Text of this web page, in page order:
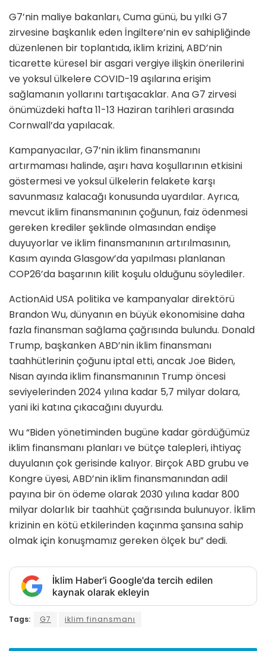
G7’nin maliye bakanları, Cuma günü, bu yılki G7
zirvesine başkanlık eden İngiltere’nin ev sahipliğinde
düzenlenen bir toplantıda, iklim krizini, ABD’nin
ticarette küresel bir asgari vergiye ilişkin önerilerini
ve yoksul ülkelere COVID-19 aşılarına erişim
sağlamanın yollarını tartışacaklar. Ana G7 zirvesi
önümüzdeki hafta 11-13 Haziran tarihleri arasında
Cornwall’da yapılacak.
Kampanyacılar, G7’nin iklim finansmanını
artırmaması halinde, aşırı hava koşullarının etkisini
göstermesi ve yoksul ülkelerin felakete karşı
savunmasız kalacağı konusunda uyardılar. Ayrıca,
mevcut iklim finansmanının çoğunun, faiz ödenmesi
gereken krediler şeklinde olmasından endişe
duyuyorlar ve iklim finansmanının artırılmasının,
Kasım ayında Glasgow’da yapılması planlanan
COP26’da başarının kilit koşulu olduğunu söylediler.
ActionAid USA politika ve kampanyalar direktörü
Brandon Wu, dünyanın en büyük ekonomisine daha
fazla finansman sağlama çağrısında bulundu. Donald
Trump, başkanken ABD’nin iklim finansmanı
taahhütlerinin çoğunu iptal etti, ancak Joe Biden,
Nisan ayında iklim finansmanının Trump öncesi
seviyelerinden 2024 yılına kadar 5,7 milyar dolara,
yani iki katına çıkacağını duyurdu.
Wu “Biden yönetiminden bugüne kadar gördüğümüz
iklim finansmanı planları ve bütçe talepleri, ihtiyaç
duyulanın çok gerisinde kalıyor. Birçok ABD grubu ve
Kongre üyesi, ABD’nin iklim finansmanından adil
payına bir ön ödeme olarak 2030 yılına kadar 800
milyar dolarlık bir taahhüt çağrısında bulunuyor. İklim
krizinin en kötü etkilerinden kaçınma şansına sahip
olmak için konuşmamız gereken ölçek bu” dedi.
İklim Haber'i Google'da tercih edilen
kaynak olarak ekleyin
Tags: G7 iklim finansmanı